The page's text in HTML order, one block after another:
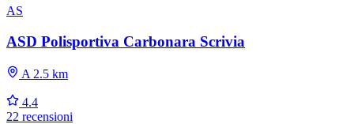
AS
ASD Polisportiva Carbonara Scrivia
A 2.5 km
4.4
22 recensioni